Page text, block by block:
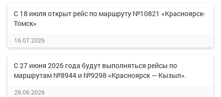
С 18 июля открыт рейс по маршруту №10821 «Красноярск-
Томск»
16.07.2026
С 27 июня 2026 года будут выполняться рейсы по
маршрутам №8944 и №9298 «Красноярск — Кызыл».
26.06.2026